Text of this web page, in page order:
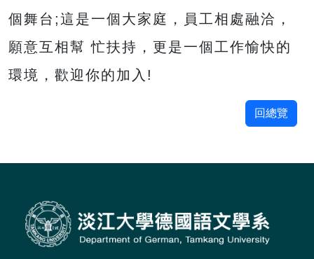
個舞台;這是一個大家庭，員工相處融洽，
願意互相幫 忙扶持，更是一個工作愉快的
環境，歡迎你的加入!
回總覽